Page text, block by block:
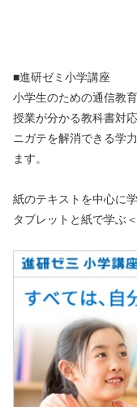
■進研ゼミ小学講座
小学生のための通信教育
授業が分かる教科書対
ニガテを解消できる学
ます。
紙のテキストを中心に
タブレットと紙で学ぶ